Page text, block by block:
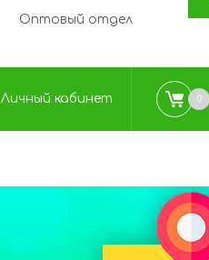
Оптовый отдел
Личный кабинет 0